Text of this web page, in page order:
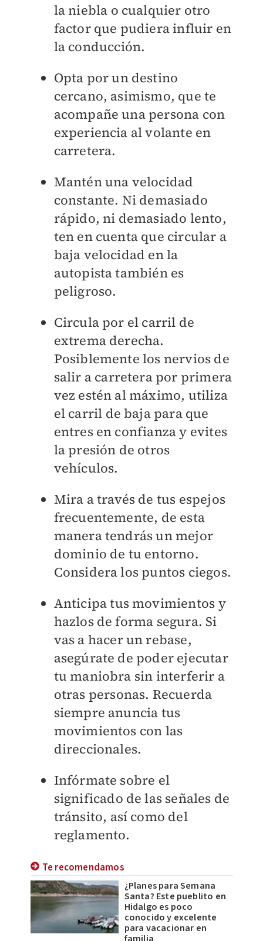
la niebla o cualquier otro
factor que pudiera influir en
la conducción.
Opta por un destino
cercano, asimismo, que te
acompañe una persona con
experiencia al volante en
carretera.
Mantén una velocidad
constante. Ni demasiado
rápido, ni demasiado lento,
ten en cuenta que circular a
baja velocidad en la
autopista también es
peligroso.
Circula por el carril de
extrema derecha.
Posiblemente los nervios de
salir a carretera por primera
vez estén al máximo, utiliza
el carril de baja para que
entres en confianza y evites
la presión de otros
vehículos.
Mira a través de tus espejos
frecuentemente, de esta
manera tendrás un mejor
dominio de tu entorno.
Considera los puntos ciegos.
Anticipa tus movimientos y
hazlos de forma segura. Si
vas a hacer un rebase,
asegúrate de poder ejecutar
tu maniobra sin interferir a
otras personas. Recuerda
siempre anuncia tus
movimientos con las
direccionales.
Infórmate sobre el
significado de las señales de
tránsito, así como del
reglamento.
Te recomendamos
¿Planes para Semana
Santa? Este pueblito en
Hidalgo es poco
conocido y excelente
para vacacionar en